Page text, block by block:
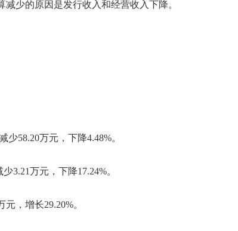
少的原因是发行收入和经营收入下降。
58.20万元，下降4.48%。
万元，下降17.24%。
，增长29.20%。